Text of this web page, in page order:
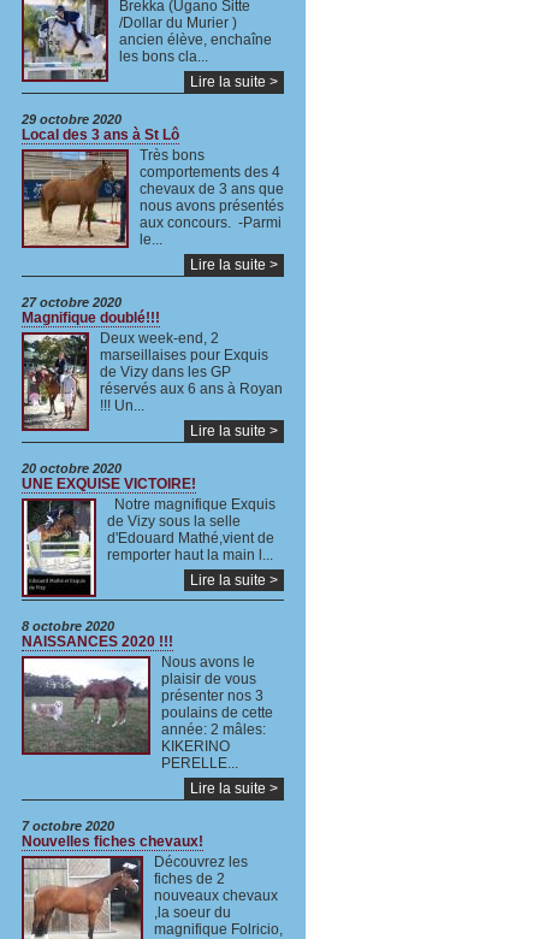
Brekka (Ugano Sitte
/Dollar du Murier )
ancien élève, enchaîne
les bons cla...
Lire la suite >
29 octobre 2020
Local des 3 ans à St Lô
Très bons
comportements des 4
chevaux de 3 ans que
nous avons présentés
aux concours. -Parmi
le...
Lire la suite >
27 octobre 2020
Magnifique doublé!!!
Deux week-end, 2
marseillaises pour Exquis
de Vizy dans les GP
réservés aux 6 ans à Royan
!!! Un...
Lire la suite >
20 octobre 2020
UNE EXQUISE VICTOIRE!
Notre magnifique Exquis
de Vizy sous la selle
d'Edouard Mathé,vient de
remporter haut la main l...
Lire la suite >
8 octobre 2020
NAISSANCES 2020 !!!
Nous avons le
plaisir de vous
présenter nos 3
poulains de cette
année: 2 mâles:
KIKERINO
PERELLE...
Lire la suite >
7 octobre 2020
Nouvelles fiches chevaux!
Découvrez les
fiches de 2
nouveaux chevaux
,la soeur du
magnifique Folricio,